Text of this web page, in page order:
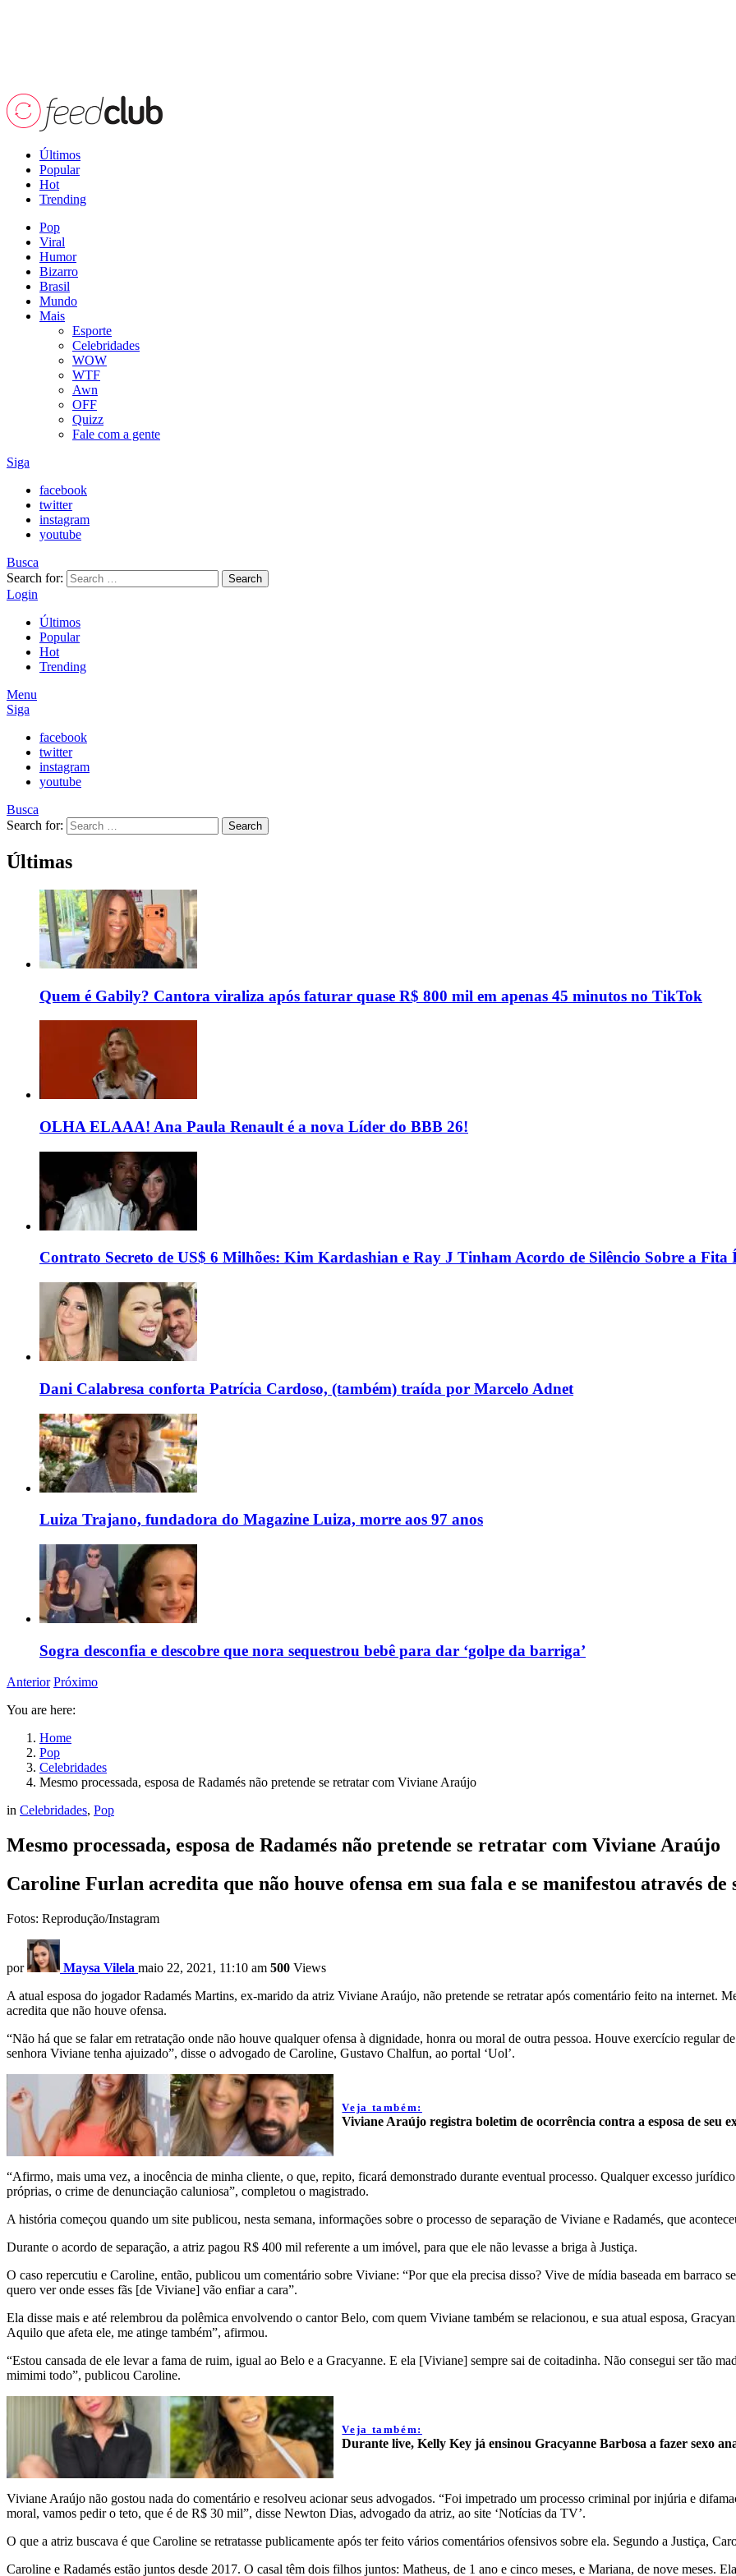
Últimos
Popular
Hot
Trending
Pop
Viral
Humor
Bizarro
Brasil
Mundo
Mais
Esporte
Celebridades
WOW
WTF
Awn
OFF
Quizz
Fale com a gente
Siga
facebook
twitter
instagram
youtube
Busca
Search for:
Search
Login
Últimos
Popular
Hot
Trending
Menu
Siga
facebook
twitter
instagram
youtube
Busca
Search for:
Search
Últimas
Quem é Gabily? Cantora viraliza após faturar quase R$ 800 mil em apenas 45 minutos no TikTok
OLHA ELAAA! Ana Paula Renault é a nova Líder do BBB 26!
Contrato Secreto de US$ 6 Milhões: Kim Kardashian e Ray J Tinham Acordo de Silêncio Sobre a Fita
Dani Calabresa conforta Patrícia Cardoso, (também) traída por Marcelo Adnet
Luiza Trajano, fundadora do Magazine Luiza, morre aos 97 anos
Sogra desconfia e descobre que nora sequestrou bebê para dar ‘golpe da barriga’
Anterior Próximo
You are here:
Home
Pop
Celebridades
Mesmo processada, esposa de Radamés não pretende se retratar com Viviane Araújo
in Celebridades, Pop
Mesmo processada, esposa de Radamés não pretende se retratar com Viviane Araújo
Caroline Furlan acredita que não houve ofensa em sua fala e se manifestou através de
Fotos: Reprodução/Instagram
por Maysa Vilela maio 22, 2021, 11:10 am 500 Views
A atual esposa do jogador Radamés Martins, ex-marido da atriz Viviane Araújo, não pretende se retratar após comentário feito na internet.
acredita que não houve ofensa.
“Não há que se falar em retratação onde não houve qualquer ofensa à dignidade, honra ou moral de outra pessoa. Houve exercício regular
senhora Viviane tenha ajuizado”, disse o advogado de Caroline, Gustavo Chalfun, ao portal ‘Uol’.
Veja também:
Viviane Araújo registra boletim de ocorrência contra a esposa de seu
“Afirmo, mais uma vez, a inocência de minha cliente, o que, repito, ficará demonstrado durante eventual processo. Qualquer excesso
próprias, o crime de denunciação caluniosa”, completou o magistrado.
A história começou quando um site publicou, nesta semana, informações sobre o processo de separação de Viviane e Radamés, que
Durante o acordo de separação, a atriz pagou R$ 400 mil referente a um imóvel, para que ele não levasse a briga à Justiça.
O caso repercutiu e Caroline, então, publicou um comentário sobre Viviane: “Por que ela precisa disso? Vive de mídia baseada em
quero ver onde esses fãs [de Viviane] vão enfiar a cara”.
Ela disse mais e até relembrou da polêmica envolvendo o cantor Belo, com quem Viviane também se relacionou, e sua atual esposa,
Aquilo que afeta ele, me atinge também”, afirmou.
“Estou cansada de ele levar a fama de ruim, igual ao Belo e a Gracyanne. E ela [Viviane] sempre sai de coitadinha. Não consegui ser tão
mimimi todo”, publicou Caroline.
Veja também:
Durante live, Kelly Key já ensinou Gracyanne Barbosa a fazer sexo
Viviane Araújo não gostou nada do comentário e resolveu acionar seus advogados. “Foi impetrado um processo criminal por injúria e
moral, vamos pedir o teto, que é de R$ 30 mil”, disse Newton Dias, advogado da atriz, ao site ‘Notícias da TV’.
O que a atriz buscava é que Caroline se retratasse publicamente após ter feito vários comentários ofensivos sobre ela. Segundo a Justiça,
Caroline e Radamés estão juntos desde 2017. O casal têm dois filhos juntos: Matheus, de 1 ano e cinco meses, e Mariana, de nove meses.